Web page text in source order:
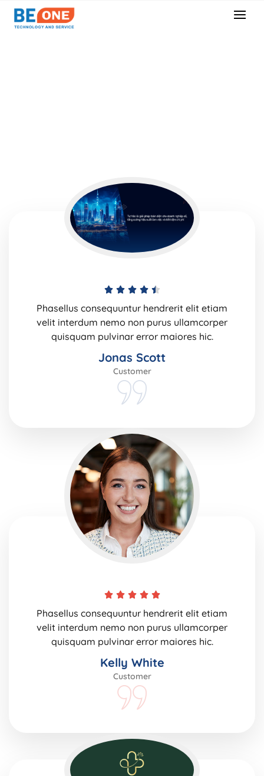
Phasellus consequuntur hendrerit elit etiam
velit interdum nemo non purus ullamcorper
quisquam pulvinar error maiores hic.
Jonas Scott
Customer
Phasellus consequuntur hendrerit elit etiam
velit interdum nemo non purus ullamcorper
quisquam pulvinar error maiores hic.
Kelly White
Customer